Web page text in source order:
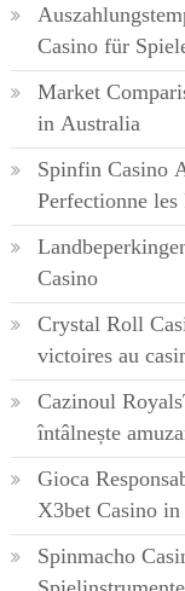
Casino für
Market
in Australia
Spinfin Casino
Perfectionne les
Casino
Crystal Roll
victoires au
Cazinoul
întâlnește
Gioca
X3bet Casino in
Spinmacho